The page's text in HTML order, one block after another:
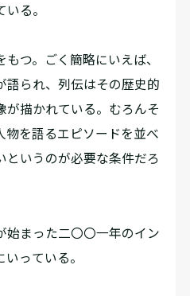
る。
つ。ごく簡略にいえば、
語られ、列伝はその歴史的
が描かれている。むろんそ
物を語るエピソードを並べ
というのが必要な条件だろ
まった二〇〇一年のイン
っている。